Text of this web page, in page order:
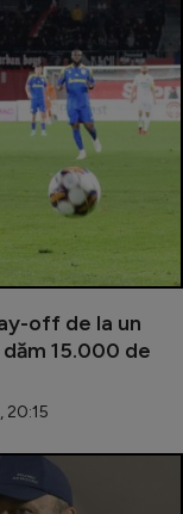
off de la un
15.000 de
20:15